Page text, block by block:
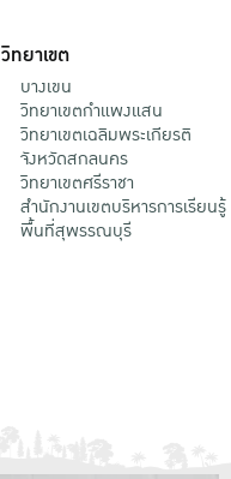
วิทยาเขต
บางเขน
วิทยาเขตกําแพงแสน
วิทยาเขตเฉลิมพระเกียรติ
จังหวัดสกลนคร
วิทยาเขตศรีราชา
สำนักงานเขตบริหารการเรียนรู้
พื้นที่สุพรรณบุรี